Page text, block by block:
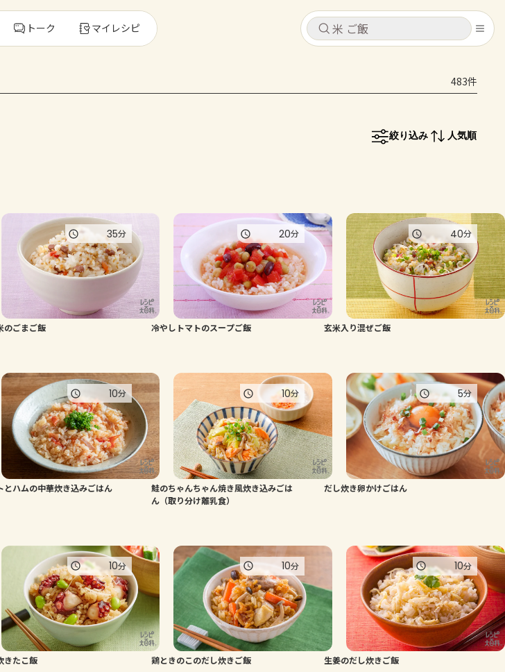
キャンセル
ログインするとレシピを保存できます
コンテンツ
レシピ
トーク
よくあるお問い合わせ
お買い物
AJINOMOTO PARK とは
キャンセル
レシピ コンテンツ
トーク マイレシピ
483件
絞り込み 人気順
のごまご飯
35分
冷やしトマトのスープご飯
20分
玄米入り混ぜご飯
40分
とハムの中華炊き込みごはん
10分
鮭のちゃんちゃん焼き風炊き込みごは
ん（取り分け離乳食）
10分
だし炊き卵かけごはん
5分
きたこ飯
10分
鶏ときのこのだし炊きご飯
10分
生姜のだし炊きご飯
10分